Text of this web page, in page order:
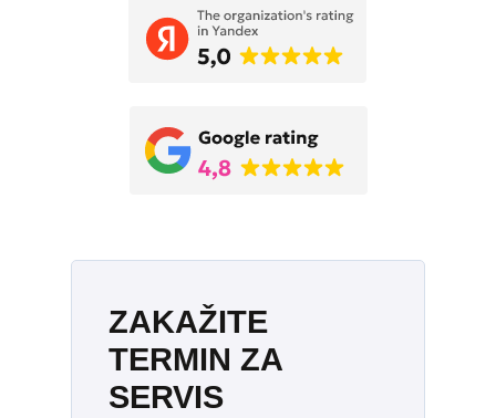
ZAKAŽITE
TERMIN ZA
SERVIS